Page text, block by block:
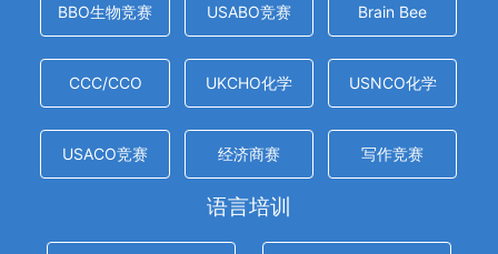
BBO生物竞赛 USABO竞赛 Brain Bee
CCC/CCO UKCHO化学 USNCO化学
USACO竞赛 经济商赛 写作竞赛
语言培训